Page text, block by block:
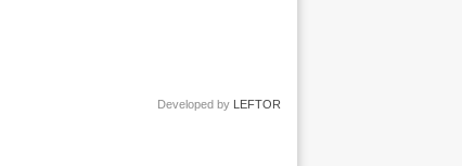
Developed by LEFTOR